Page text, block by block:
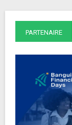
PARTENAIRE